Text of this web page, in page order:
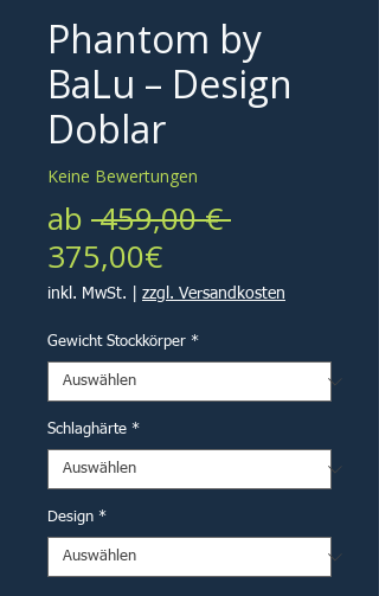
Phantom by
BaLu – Design
Doblar
Keine Bewertungen
ab 459,00 €
375,00€Sale-
Preis
inkl. MwSt. zzgl. Versandkosten
Gewicht Stockkörper *
Schlaghärte *
Design *